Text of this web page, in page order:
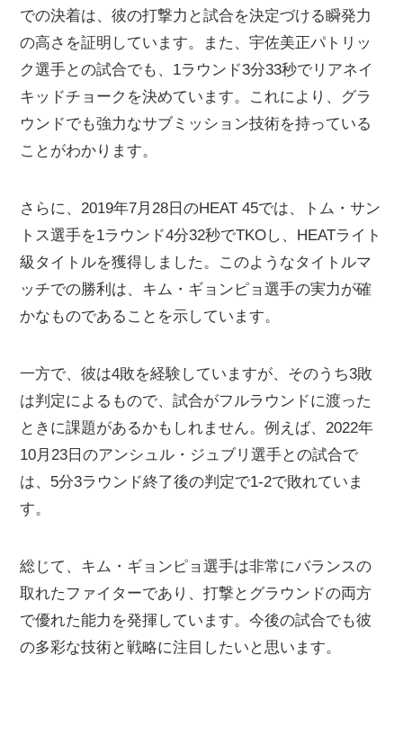
での決着は、彼の打撃力と試合を決定づける瞬発力
の高さを証明しています。また、宇佐美正パトリッ
ク選手との試合でも、1ラウンド3分33秒でリアネイ
キッドチョークを決めています。これにより、グラ
ウンドでも強力なサブミッション技術を持っている
ことがわかります。
さらに、2019年7月28日のHEAT 45では、トム・サン
トス選手を1ラウンド4分32秒でTKOし、HEATライト
級タイトルを獲得しました。このようなタイトルマ
ッチでの勝利は、キム・ギョンピョ選手の実力が確
かなものであることを示しています。
一方で、彼は4敗を経験していますが、そのうち3敗
は判定によるもので、試合がフルラウンドに渡った
ときに課題があるかもしれません。例えば、2022年
10月23日のアンシュル・ジュブリ選手との試合で
は、5分3ラウンド終了後の判定で1-2で敗れていま
す。
総じて、キム・ギョンピョ選手は非常にバランスの
取れたファイターであり、打撃とグラウンドの両方
で優れた能力を発揮しています。今後の試合でも彼
の多彩な技術と戦略に注目したいと思います。